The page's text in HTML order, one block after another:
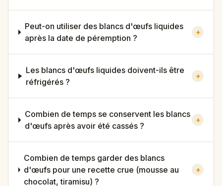
Peut-on utiliser des blancs d'œufs liquides
après la date de péremption ?
+
Les blancs d'œufs liquides doivent-ils être
réfrigérés ?
+
Combien de temps se conservent les blancs
d'œufs après avoir été cassés ?
+
Combien de temps garder des blancs
d'œufs pour une recette crue (mousse au
chocolat, tiramisu) ?
+